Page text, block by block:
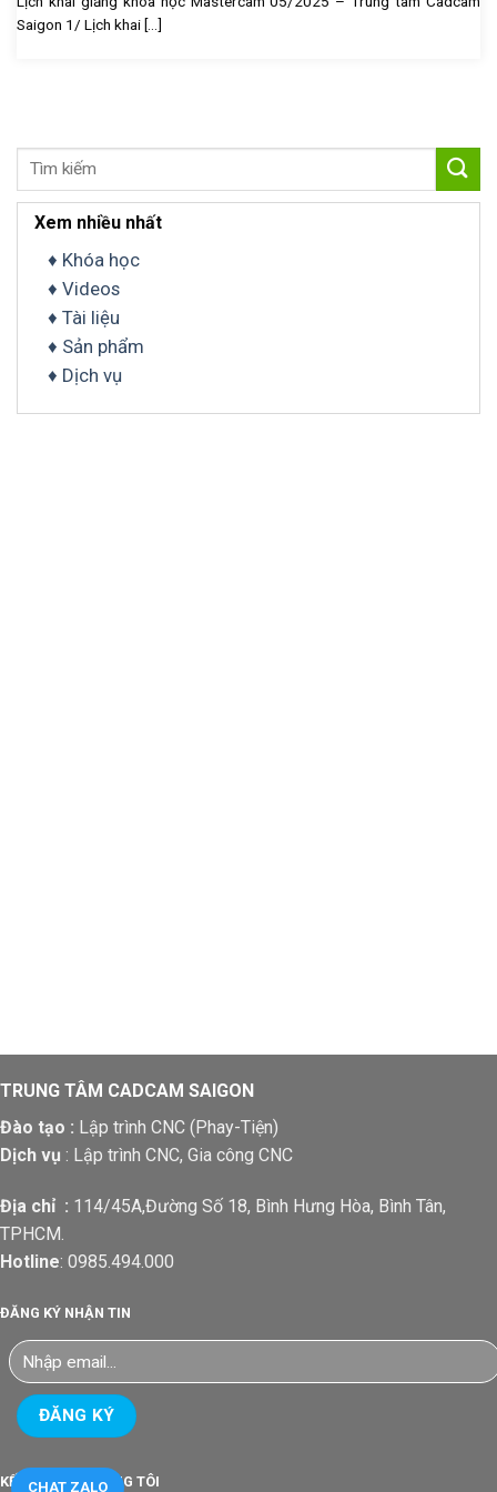
CHAT ZALO
Saigon 1/ Lịch khai [...]
Tìm
Xem nhiều nhất
♦ Khóa học
♦ Videos
♦ Tài liệu
♦ Sản phẩm
♦ Dịch vụ
TRUNG TÂM CADCAM SAIGON
Đào tạo : Lập trình CNC (Phay-Tiện)
Dịch vụ : Lập trình CNC, Gia công CNC
Địa chỉ : 114/45A,Đường Số 18, Bình Hưng Hòa, Bình Tân,
TPHCM.
Hotline: 0985.494.000
ĐĂNG KÝ NHẬN TIN
KẾT NỐI VỚI CHÚNG TÔI